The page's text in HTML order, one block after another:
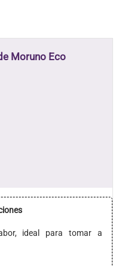
Moruno Eco
ideal para tomar a